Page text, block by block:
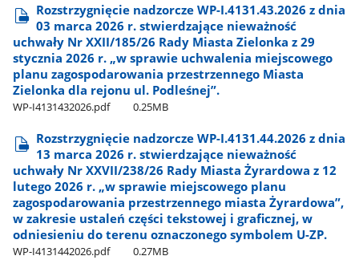
Rozstrzygnięcie nadzorcze WP-I.4131.43.2026 z dnia
03 marca 2026 r. stwierdzające nieważność
uchwały Nr XXII/185/26 Rady Miasta Zielonka z 29
stycznia 2026 r. „w sprawie uchwalenia miejscowego
planu zagospodarowania przestrzennego Miasta
Zielonka dla rejonu ul. Podleśnej”.
WP-I4131432026.pdf 0.25MB
Rozstrzygnięcie nadzorcze WP-I.4131.44.2026 z dnia
13 marca 2026 r. stwierdzające nieważność
uchwały Nr XXVII/238/26 Rady Miasta Żyrardowa z 12
lutego 2026 r. „w sprawie miejscowego planu
zagospodarowania przestrzennego miasta Żyrardowa”,
w zakresie ustaleń części tekstowej i graficznej, w
odniesieniu do terenu oznaczonego symbolem U-ZP.
WP-I4131442026.pdf 0.27MB